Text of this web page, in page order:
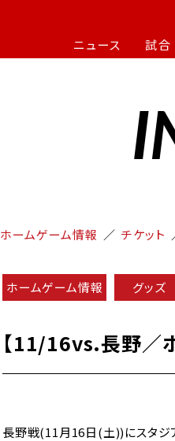
ニュース 試合
ホームゲーム情報 チケット
ホームゲーム情報 グッズ
【11/16vs.長野／
長野戦(11月16日(土))にスタジ